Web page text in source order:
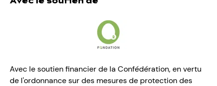
Avec le soutien financier de la Confédération, en vertu
de l'ordonnance sur des mesures de protection des